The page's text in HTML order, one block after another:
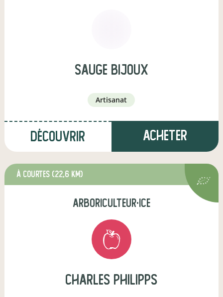
Sauge bijoux
artisanat
Découvrir Acheter
à Courtes (22,6 km)
arboriculteur·ice
charles philipps